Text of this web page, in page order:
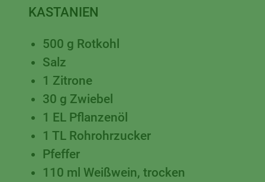
KASTANIEN
500 g Rotkohl
Salz
1 Zitrone
30 g Zwiebel
1 EL Pflanzenöl
1 TL Rohrohrzucker
Pfeffer
110 ml Weißwein, trocken